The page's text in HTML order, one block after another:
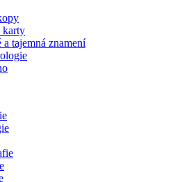
karty
a tajemná znamení